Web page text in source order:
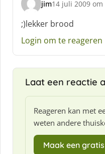
:
jim
s
c
h
r
14 juli 2009 om
;)lekker brood
Login om te reageren
Laat een reactie
Reageren kan met
weten andere
Maak een